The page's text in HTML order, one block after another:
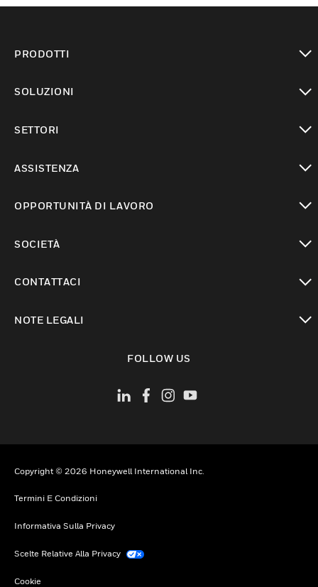
PRODOTTI
SOLUZIONI
SETTORI
ASSISTENZA
OPPORTUNITÀ DI LAVORO
SOCIETÀ
CONTATTACI
NOTE LEGALI
FOLLOW US
Copyright © 2026 Honeywell International Inc.
Termini E Condizioni
Informativa Sulla Privacy
Scelte Relative Alla Privacy
Cookie